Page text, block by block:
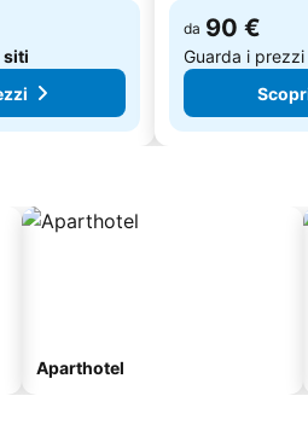
siti
da 90 €
Guarda i
Aparthotel